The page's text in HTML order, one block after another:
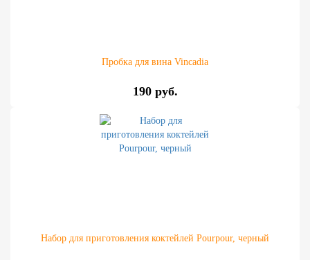
Пробка для вина Vincadia
190 руб.
Набор для приготовления коктейлей Pourpour, черный